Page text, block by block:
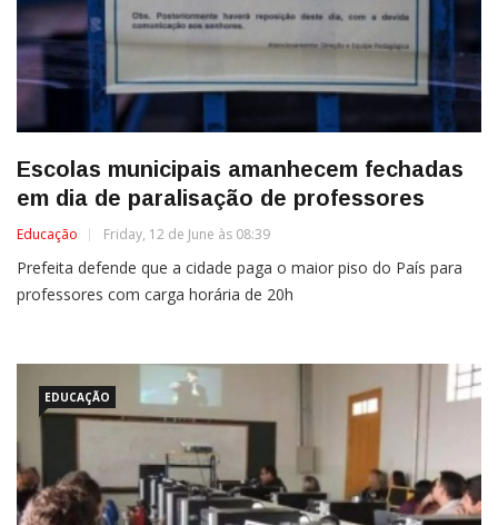
Escolas municipais amanhecem fechadas
em dia de paralisação de professores
Educação Friday, 12 de June às 08:39
Prefeita defende que a cidade paga o maior piso do País para
professores com carga horária de 20h
EDUCAÇÃO